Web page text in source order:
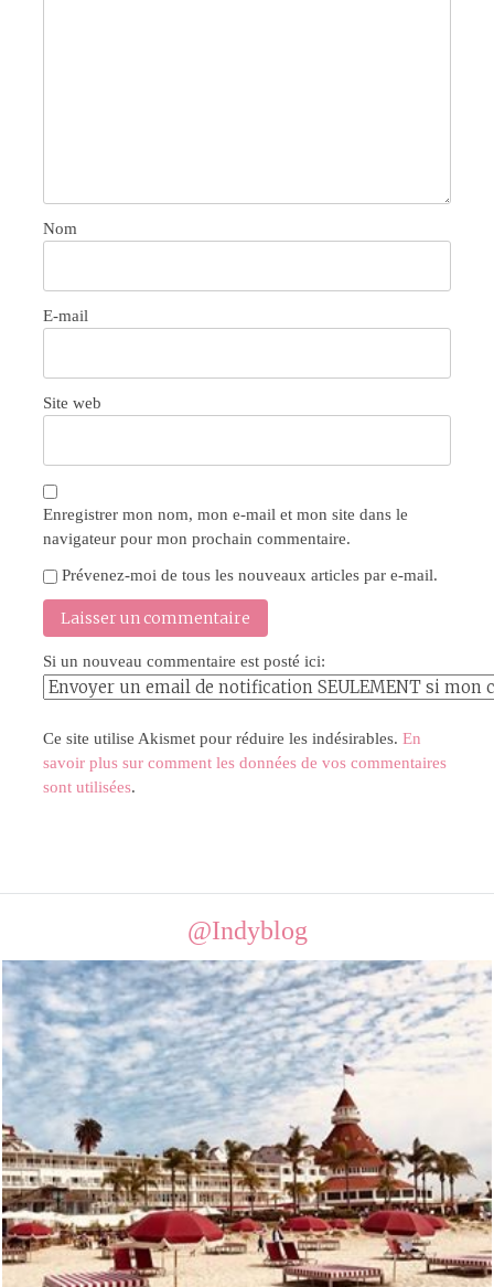
Nom
E-mail
Site web
Enregistrer mon nom, mon e-mail et mon site dans le
navigateur pour mon prochain commentaire.
Prévenez-moi de tous les nouveaux articles par e-mail.
Si un nouveau commentaire est posté ici:
Ce site utilise Akismet pour réduire les indésirables. En
savoir plus sur comment les données de vos commentaires
sont utilisées.
@Indyblog